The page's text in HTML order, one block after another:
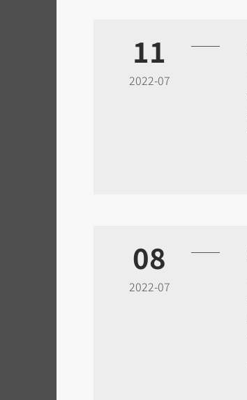
11
2022-07
08
2022-07